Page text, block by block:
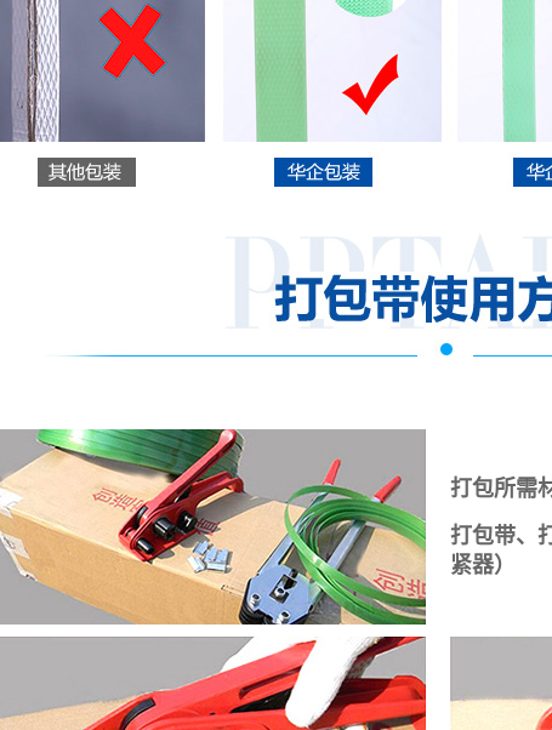
打包所需
打包带、
紧器）